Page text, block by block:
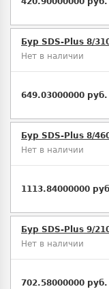
Бур SDS-Plus 8/
Нет в наличии
649.03000000 руб.
Бур SDS-Plus 8/
Нет в наличии
1113.84000000
Бур SDS-Plus 9/
Нет в наличии
702.58000000 руб.